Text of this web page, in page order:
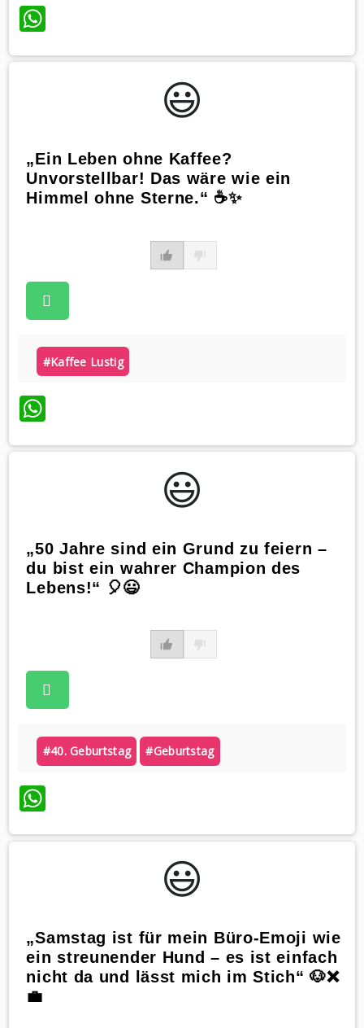
WhatsApp
😃️
„Ein Leben ohne Kaffee?
Unvorstellbar! Das wäre wie ein
Himmel ohne Sterne.“ ☕️✨
#kaffee Lustig
WhatsApp
😃️
„50 Jahre sind ein Grund zu feiern –
du bist ein wahrer Champion des
Lebens!“ 🎈😃
#40. Geburtstag #geburtstag
WhatsApp
😃️
„Samstag ist für mein Büro-Emoji wie
ein streunender Hund – es ist einfach
nicht da und lässt mich im Stich“ 🐶❌
💼